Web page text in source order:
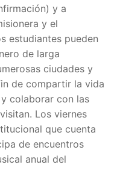
y a
y el
estudiantes pueden
de larga
ciudades y
de compartir la vida
colaborar con las
Los viernes
que cuenta
de encuentros
anual del